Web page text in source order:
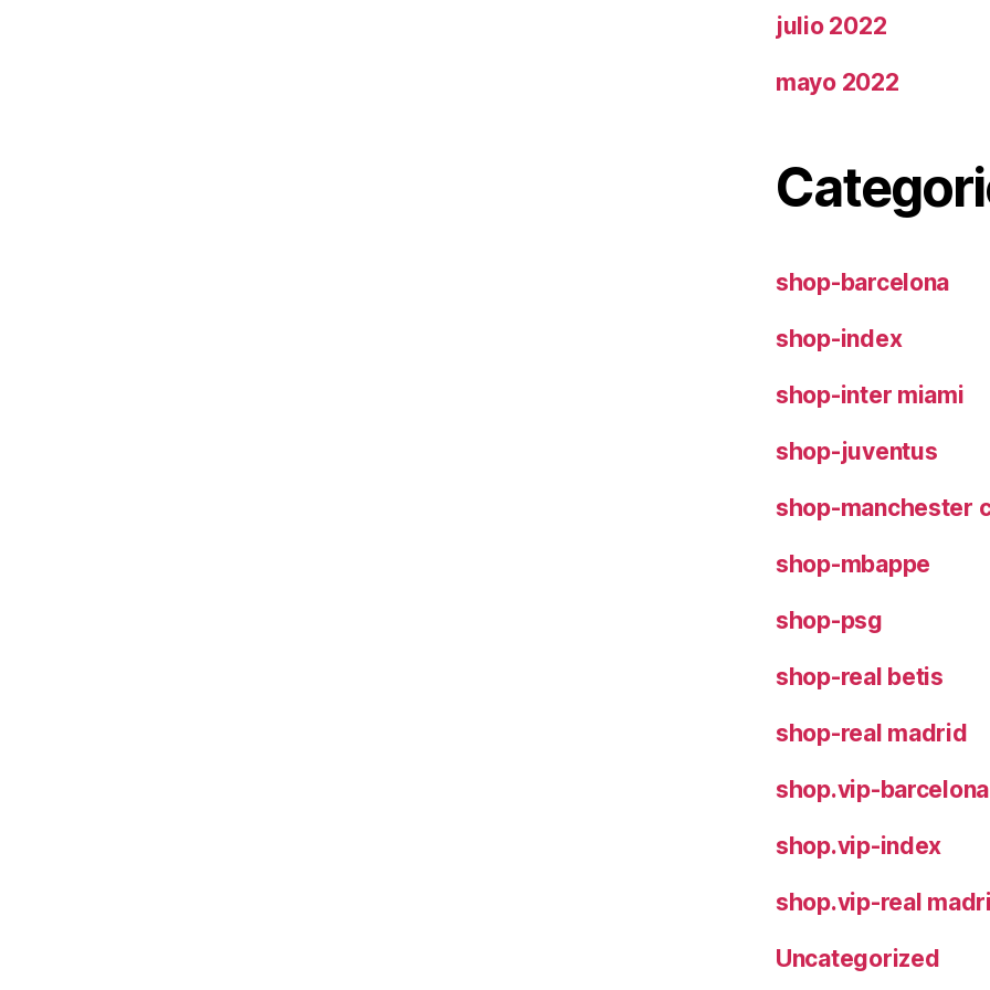
julio 2022
mayo 2022
shop-barcelona
shop-index
shop-inter miami
shop-juventus
shop-manchester
shop-mbappe
shop-psg
shop-real betis
shop-real madrid
shop.vip-barcelona
shop.vip-index
shop.vip-real
Uncategorized